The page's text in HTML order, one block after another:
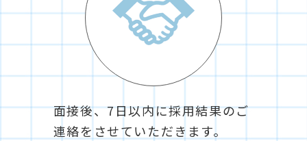
面接後、7日以内に採用結果のご
連絡をさせていただきます。